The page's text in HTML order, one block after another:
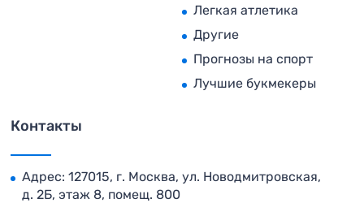
Легкая атлетика
Другие
Прогнозы на спорт
Лучшие букмекеры
Контакты
Адрес: 127015, г. Москва, ул. Новодмитровская,
д. 2Б, этаж 8, помещ. 800